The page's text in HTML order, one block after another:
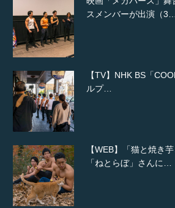
スメンバーが出演（
ルプ…
「ねとらぼ」さんに…